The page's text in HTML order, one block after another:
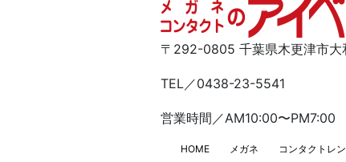
〒292-0805 千葉県木更津市大
TEL／0438-23-5541
営業時間／AM10:00〜PM7:00
HOME メガネ コンタクトレ